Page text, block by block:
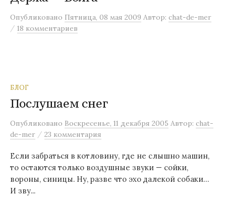
м
у
Опубликовано Пятница, 08 мая 2009 Автор: chat-de-mer
/ 18 комментариев
БЛОГ
Послушаем снег
Опубликовано Воскресенье, 11 декабря 2005 Автор: chat-
de-mer / 23 комментария
Если забраться в котловину, где не слышно машин,
то остаются только воздушные звуки — сойки,
вороны, синицы. Ну, разве что эхо далекой собаки…
И зву...